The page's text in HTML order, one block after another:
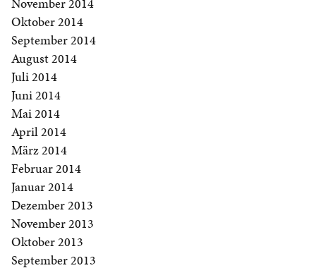
Oktober 2014
September 2014
August 2014
Juli 2014
Juni 2014
Mai 2014
April 2014
März 2014
Februar 2014
Januar 2014
Dezember 2013
November 2013
Oktober 2013
September 2013